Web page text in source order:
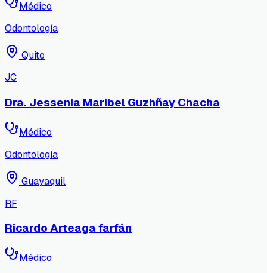
Médico
Odontología
Quito
JC
Dra. Jessenia Maribel Guzhñay Chacha
Médico
Odontología
Guayaquil
RF
Ricardo Arteaga farfán
Médico